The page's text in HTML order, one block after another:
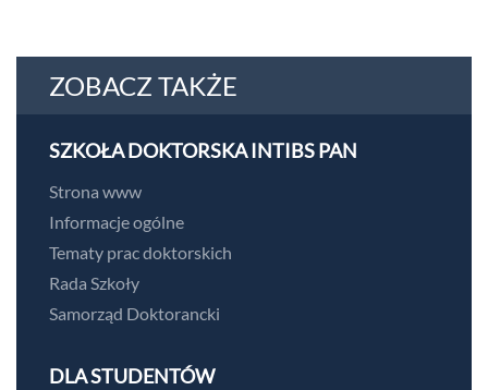
ZOBACZ TAKŻE
SZKOŁA DOKTORSKA INTIBS PAN
Strona www
Informacje ogólne
Tematy prac doktorskich
Rada Szkoły
Samorząd Doktorancki
DLA STUDENTÓW